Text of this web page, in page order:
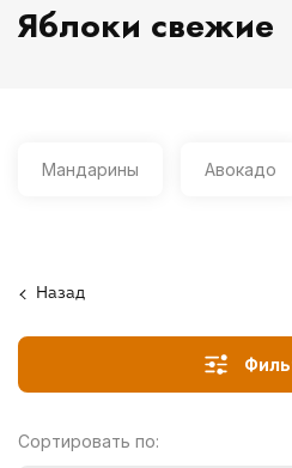
Яблоки свежие
Мандарины Авокадо
Назад
Сортировать по: